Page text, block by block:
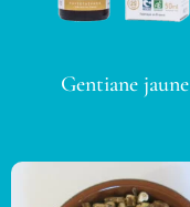
Gentiane jaune